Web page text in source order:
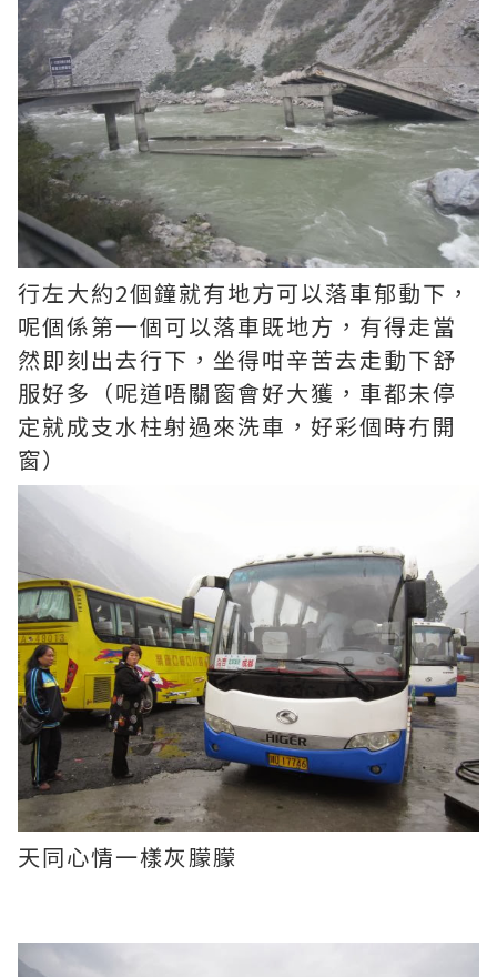
行左大約2個鐘就有地方可以落車郁動下，
呢個係第一個可以落車既地方，有得走當
然即刻出去行下，坐得咁辛苦去走動下舒
服好多（呢道唔關窗會好大獲，車都未停
定就成支水柱射過來洗車，好彩個時冇開
窗）
天同心情一樣灰朦朦